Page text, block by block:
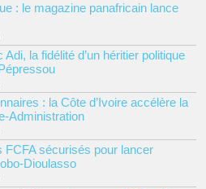
: le magazine panafricain lance
la fidélité d’un héritier politique
: la Côte d’Ivoire accélère la
Administration
FCFA sécurisés pour lancer
Dioulasso